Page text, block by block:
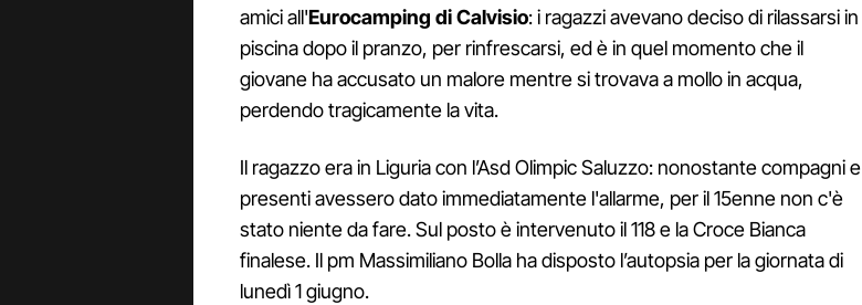
amici all'Eurocamping di Calvisio: i ragazzi avevano deciso di rilassarsi in
piscina dopo il pranzo, per rinfrescarsi, ed è in quel momento che il
giovane ha accusato un malore mentre si trovava a mollo in acqua,
perdendo tragicamente la vita.
Il ragazzo era in Liguria con l’Asd Olimpic Saluzzo: nonostante compagni e
presenti avessero dato immediatamente l'allarme, per il 15enne non c'è
stato niente da fare. Sul posto è intervenuto il 118 e la Croce Bianca
finalese. Il pm Massimiliano Bolla ha disposto l’autopsia per la giornata di
lunedì 1 giugno.